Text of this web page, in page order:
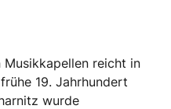
reicht in
19. Jahrhundert
wurde